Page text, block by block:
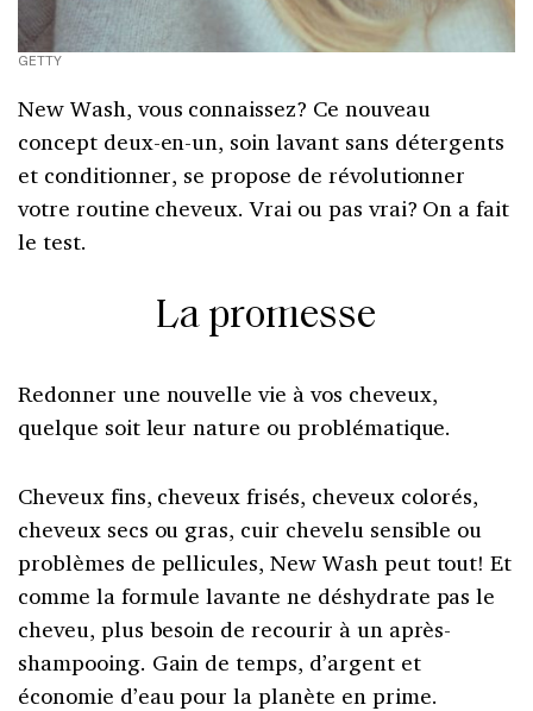
GETTY
New Wash, vous connaissez? Ce nouveau
concept deux-en-un, soin lavant sans détergents
et conditionner, se propose de révolutionner
votre routine cheveux. Vrai ou pas vrai? On a fait
le test.
La promesse
Redonner une nouvelle vie à vos cheveux,
quelque soit leur nature ou problématique.
Cheveux fins, cheveux frisés, cheveux colorés,
cheveux secs ou gras, cuir chevelu sensible ou
problèmes de pellicules, New Wash peut tout! Et
comme la formule lavante ne déshydrate pas le
cheveu, plus besoin de recourir à un après-
shampooing. Gain de temps, d’argent et
économie d’eau pour la planète en prime.